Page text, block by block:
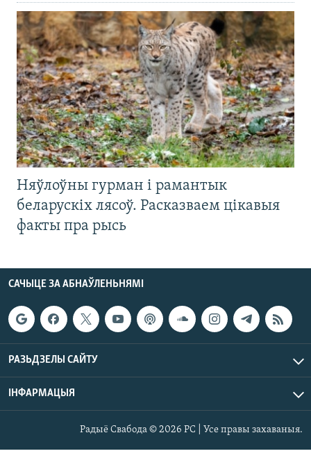
Няўлоўны гурман і рамантык
беларускіх лясоў. Расказваем цікавыя
факты пра рысь
САЧЫЦЕ ЗА АБНАЎЛЕНЬНЯМІ
РАЗЬДЗЕЛЫ САЙТУ
ІНФАРМАЦЫЯ
Радыё Свабода © 2026 РС | Усе правы захаваныя.